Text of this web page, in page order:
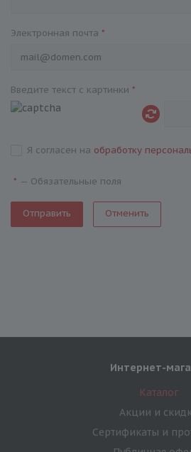
Электронная почта *
Введите текст с картинки *
Я согласен на обработку
* — Обязательные поля
Отменить
Интернет-
Каталог
Акции и
Сертификаты и